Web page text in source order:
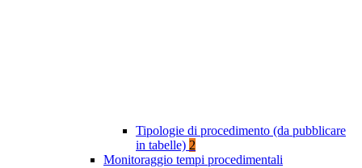
Tipologie di procedimento (da pubblicare
in tabelle) 2
Monitoraggio tempi procedimentali